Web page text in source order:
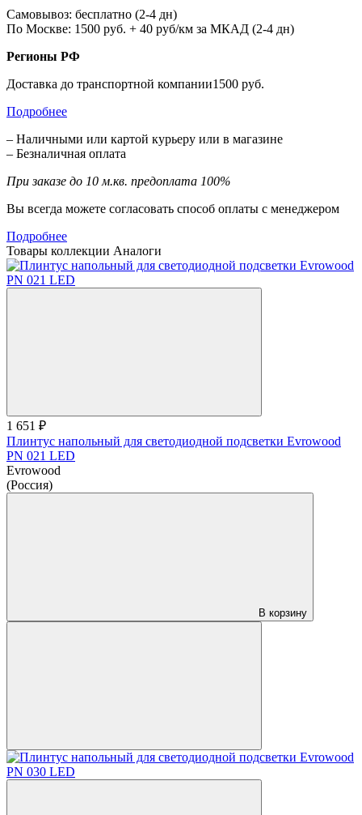
Самовывоз: бесплатно (2-4 дн)
По Москве: 1500 руб. + 40 руб/км за МКАД (2-4 дн)
Регионы РФ
Доставка до транспортной компании1500 руб.
Подробнее
– Наличными или картой курьеру или в магазине
– Безналичная оплата
При заказе до 10 м.кв. предоплата 100%
Вы всегда можете согласовать способ оплаты с менеджером
Подробнее
Товары коллекции Аналоги
1 651 ₽
Плинтус напольный для светодиодной подсветки Evrowood
PN 021 LED
Evrowood
(Россия)
В корзину